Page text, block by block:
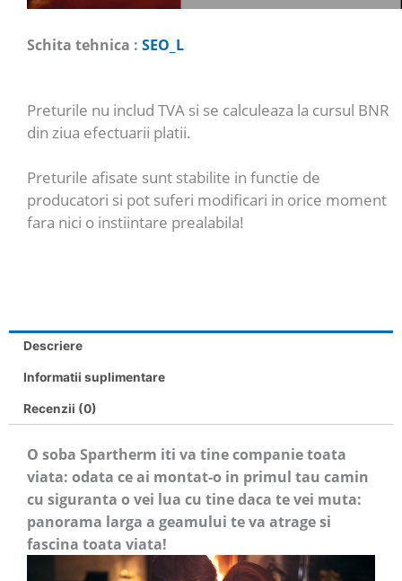
Schita tehnica : SEO_L
Preturile nu includ TVA si se calculeaza la cursul BNR
din ziua efectuarii platii.
Preturile afisate sunt stabilite in functie de
producatori si pot suferi modificari in orice moment
fara nici o instiintare prealabila!
Descriere
Informatii suplimentare
Recenzii (0)
O soba Spartherm iti va tine companie toata
viata: odata ce ai montat-o in primul tau camin
cu siguranta o vei lua cu tine daca te vei muta:
panorama larga a geamului te va atrage si
fascina toata viata!